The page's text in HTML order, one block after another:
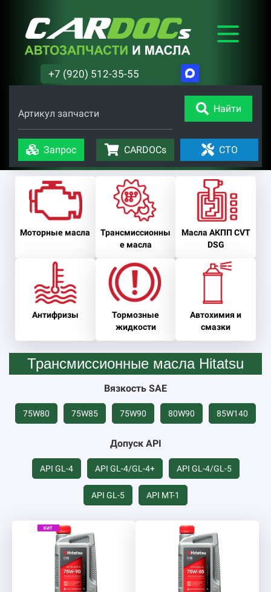
+7 (920) 512-35-55
Артикул запчасти Найти
Запрос CARDOCs СТО
Моторные масла
Трансмиссионны
е масла
Масла АКПП CVT
DSG
Антифризы
Тормозные
жидкости
Автохимия и
смазки
Трансмиссионные масла Hitatsu
Вязкость SAE
75W80 75W85 75W90 80W90 85W140
Допуск API
API GL-4 API GL-4/GL-4+ API GL-4/GL-5
API GL-5 API MT-1